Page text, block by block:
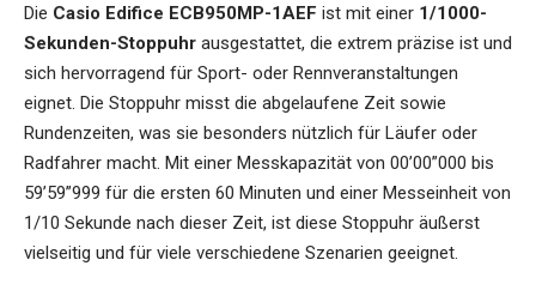
Die Casio Edifice ECB950MP-1AEF ist mit einer 1/1000-
Sekunden-Stoppuhr ausgestattet, die extrem präzise ist und
sich hervorragend für Sport- oder Rennveranstaltungen
eignet. Die Stoppuhr misst die abgelaufene Zeit sowie
Rundenzeiten, was sie besonders nützlich für Läufer oder
Radfahrer macht. Mit einer Messkapazität von 00’00”000 bis
59’59”999 für die ersten 60 Minuten und einer Messeinheit von
1/10 Sekunde nach dieser Zeit, ist diese Stoppuhr äußerst
vielseitig und für viele verschiedene Szenarien geeignet.